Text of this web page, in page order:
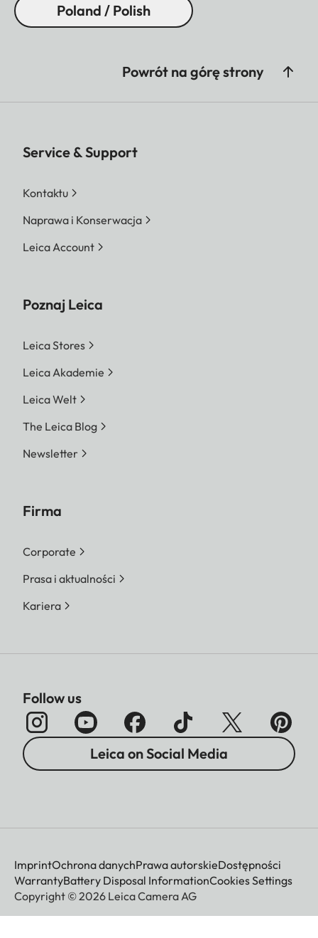
Poland / Polish
Powrót na górę strony
Service & Support
Kontaktu
Naprawa i Konserwacja
Leica Account
Poznaj Leica
Leica Stores
Leica Akademie
Leica Welt
The Leica Blog
Newsletter
Firma
Corporate
Prasa i aktualności
Kariera
Follow us
Leica on Social Media
ImprintOchrona danychPrawa autorskieDostępności
WarrantyBattery Disposal InformationCookies Settings
Copyright © 2026 Leica Camera AG